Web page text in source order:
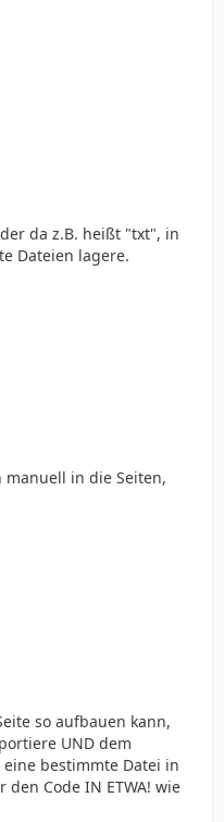
da z.B. heißt "txt", in
Dateien lagere.
manuell in die Seiten,
so aufbauen kann,
UND dem
bestimmte Datei in
Code IN ETWA! wie